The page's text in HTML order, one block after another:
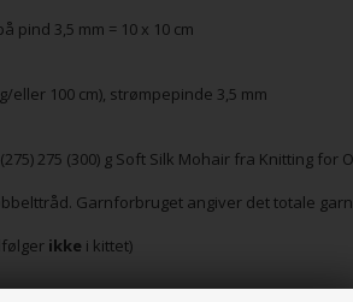
pind 3,5 mm = 10 x 10 cm
eller 100 cm), strømpepinde 3,5 mm
(275) 275 (300) g Soft Silk Mohair fra Knitting
Garnforbruget angiver det totale
ikke i kittet)